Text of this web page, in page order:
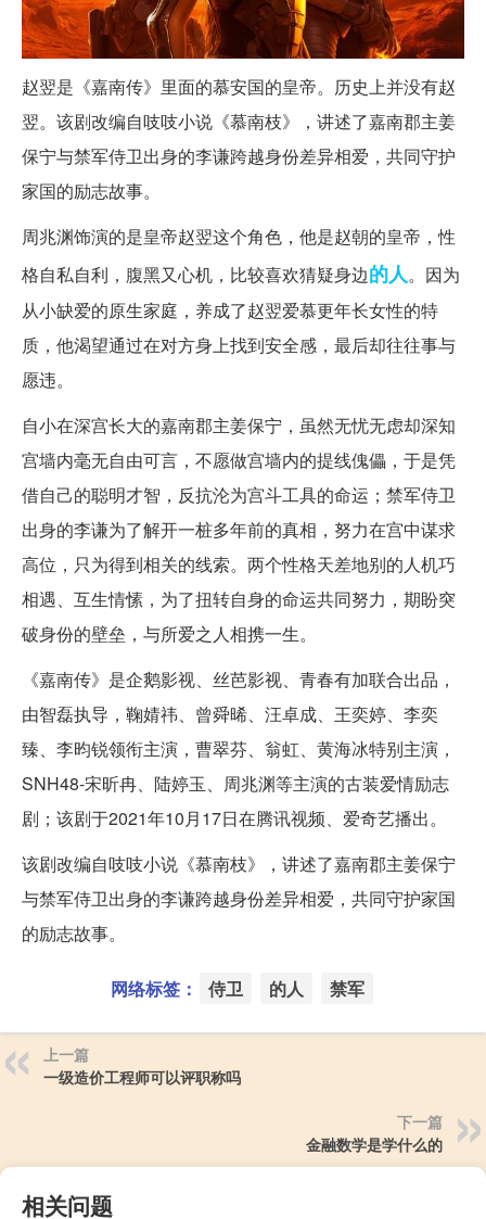
赵翌是《嘉南传》里面的慕安国的皇帝。历史上并没有赵
翌。该剧改编自吱吱小说《慕南枝》，讲述了嘉南郡主姜
保宁与禁军侍卫出身的李谦跨越身份差异相爱，共同守护
家国的励志故事。
周兆渊饰演的是皇帝赵翌这个角色，他是赵朝的皇帝，性
格自私自利，腹黑又心机，比较喜欢猜疑身边的人。因为
从小缺爱的原生家庭，养成了赵翌爱慕更年长女性的特
质，他渴望通过在对方身上找到安全感，最后却往往事与
愿违。
自小在深宫长大的嘉南郡主姜保宁，虽然无忧无虑却深知
宫墙内毫无自由可言，不愿做宫墙内的提线傀儡，于是凭
借自己的聪明才智，反抗沦为宫斗工具的命运；禁军侍卫
出身的李谦为了解开一桩多年前的真相，努力在宫中谋求
高位，只为得到相关的线索。两个性格天差地别的人机巧
相遇、互生情愫，为了扭转自身的命运共同努力，期盼突
破身份的壁垒，与所爱之人相携一生。
《嘉南传》是企鹅影视、丝芭影视、青春有加联合出品，
由智磊执导，鞠婧祎、曾舜晞、汪卓成、王奕婷、李奕
臻、李昀锐领衔主演，曹翠芬、翁虹、黄海冰特别主演，
SNH48-宋昕冉、陆婷玉、周兆渊等主演的古装爱情励志
剧；该剧于2021年10月17日在腾讯视频、爱奇艺播出。
该剧改编自吱吱小说《慕南枝》，讲述了嘉南郡主姜保宁
与禁军侍卫出身的李谦跨越身份差异相爱，共同守护家国
的励志故事。
网络标签： 侍卫 的人 禁军
上一篇
一级造价工程师可以评职称吗
下一篇
金融数学是学什么的
相关问题